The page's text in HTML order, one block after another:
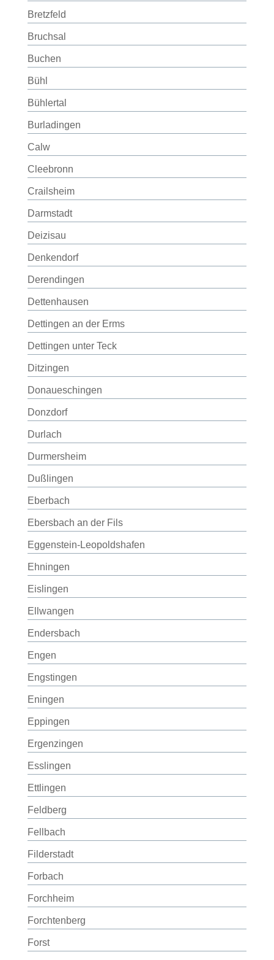
Bretzfeld
Bruchsal
Buchen
Bühl
Bühlertal
Burladingen
Calw
Cleebronn
Crailsheim
Darmstadt
Deizisau
Denkendorf
Derendingen
Dettenhausen
Dettingen an der Erms
Dettingen unter Teck
Ditzingen
Donaueschingen
Donzdorf
Durlach
Durmersheim
Dußlingen
Eberbach
Ebersbach an der Fils
Eggenstein-Leopoldshafen
Ehningen
Eislingen
Ellwangen
Endersbach
Engen
Engstingen
Eningen
Eppingen
Ergenzingen
Esslingen
Ettlingen
Feldberg
Fellbach
Filderstadt
Forbach
Forchheim
Forchtenberg
Forst